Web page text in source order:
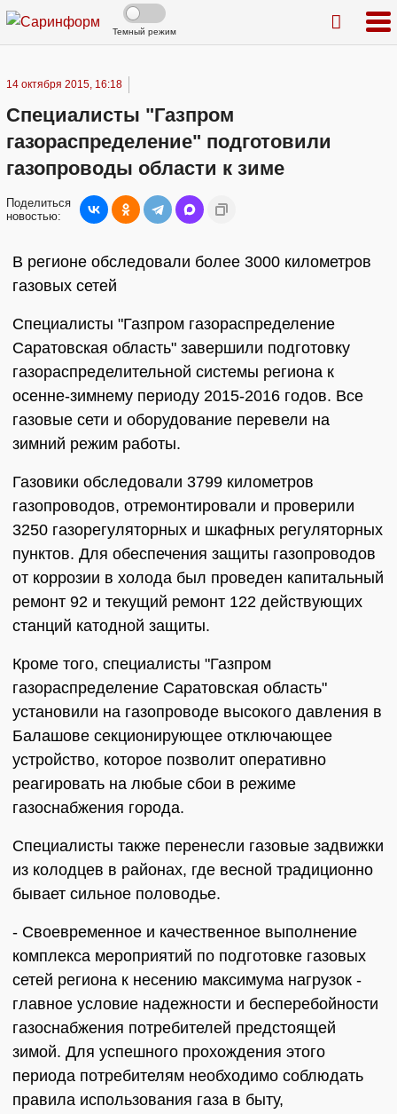
Темный режим
14 октября 2015, 16:18
Специалисты "Газпром
газораспределение" подготовили
газопроводы области к зиме
Поделиться
новостью:
В регионе обследовали более 3000 километров
газовых сетей
Специалисты "Газпром газораспределение
Саратовская область" завершили подготовку
газораспределительной системы региона к
осенне-зимнему периоду 2015-2016 годов. Все
газовые сети и оборудование перевели на
зимний режим работы.
Газовики обследовали 3799 километров
газопроводов, отремонтировали и проверили
3250 газорегуляторных и шкафных регуляторных
пунктов. Для обеспечения защиты газопроводов
от коррозии в холода был проведен капитальный
ремонт 92 и текущий ремонт 122 действующих
станций катодной защиты.
Кроме того, специалисты "Газпром
газораспределение Саратовская область"
установили на газопроводе высокого давления в
Балашове секционирующее отключающее
устройство, которое позволит оперативно
реагировать на любые сбои в режиме
газоснабжения города.
Специалисты также перенесли газовые задвижки
из колодцев в районах, где весной традиционно
бывает сильное половодье.
- Своевременное и качественное выполнение
комплекса мероприятий по подготовке газовых
сетей региона к несению максимума нагрузок -
главное условие надежности и бесперебойности
газоснабжения потребителей предстоящей
зимой. Для успешного прохождения этого
периода потребителям необходимо соблюдать
правила использования газа в быту,